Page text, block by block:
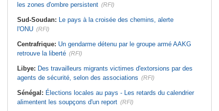
les zones d'ombre persistent (RFI)
Sud-Soudan: Le pays à la croisée des chemins, alerte
l'ONU (RFI)
Centrafrique: Un gendarme détenu par le groupe armé AAKG
retrouve la liberté (RFI)
Libye: Des travailleurs migrants victimes d'extorsions par des
agents de sécurité, selon des associations (RFI)
Sénégal: Élections locales au pays - Les retards du calendrier
alimentent les soupçons d'un report (RFI)